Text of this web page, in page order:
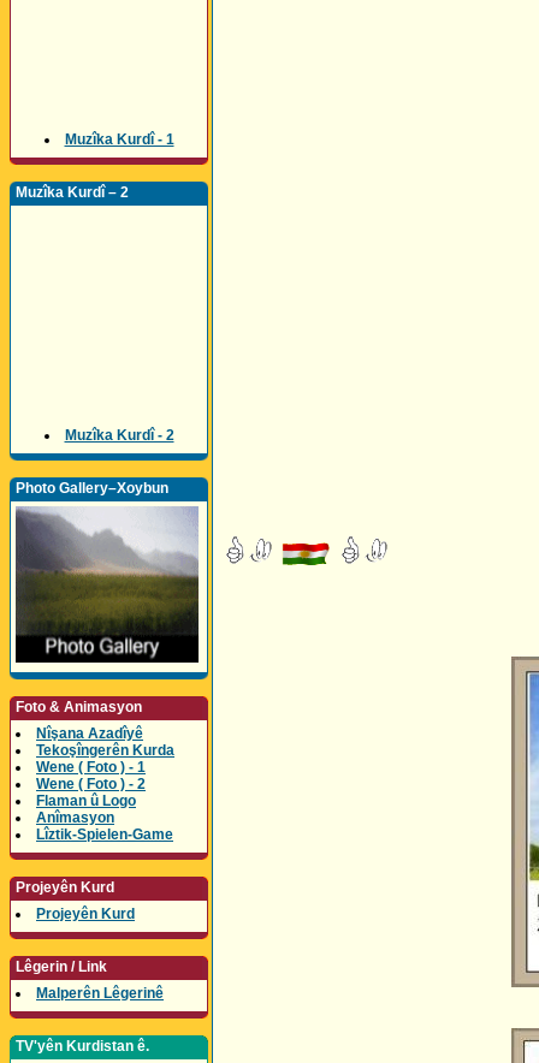
Muzîka Kurdî - 1
Muzîka Kurdî – 2
Muzîka Kurdî - 2
Photo Gallery–Xoybun
Foto & Animasyon
Nîşana Azadîyê
Tekoşîngerên Kurda
Wene ( Foto ) - 1
Wene ( Foto ) - 2
Flaman û Logo
Anîmasyon
Lîztik-Spielen-Game
Projeyên Kurd
Projeyên Kurd
Lêgerin / Link
Malperên Lêgerinê
TV'yên Kurdistan ê.